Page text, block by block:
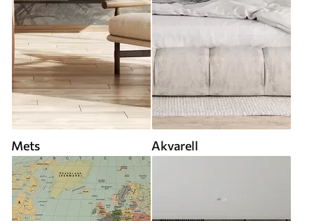
Mets Akvarell